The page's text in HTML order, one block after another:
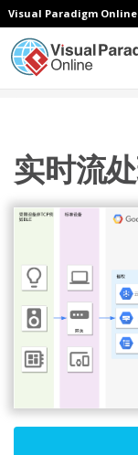
Visual Paradigm Online
实时流